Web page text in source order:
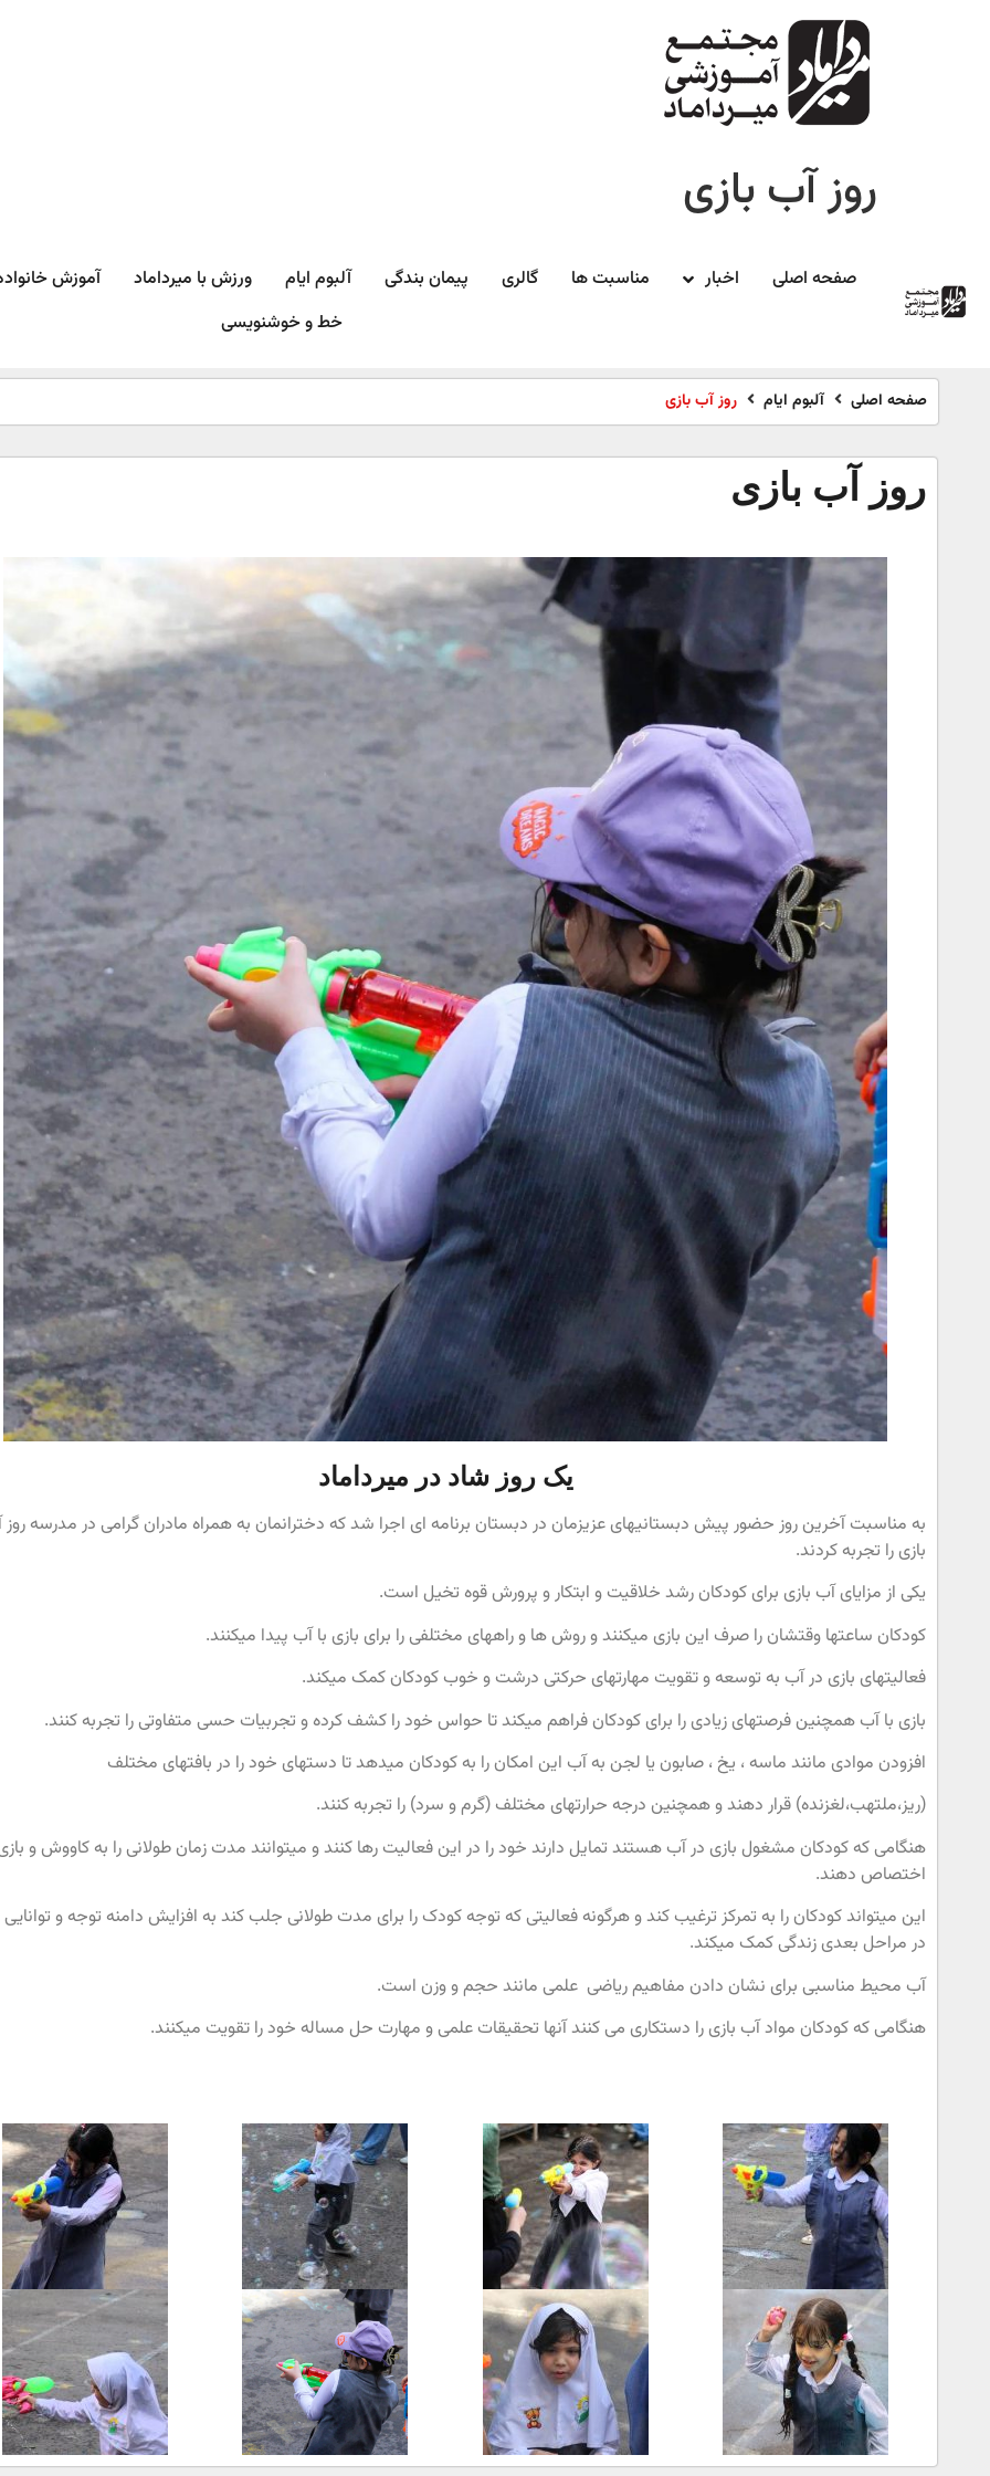
روز آب بازی
صفحه اصلی اخبار مناسبت ها گالری پیمان بندگی آلبوم ایام ورزش با میرداماد​ آموزش
خط و خوشنویسی
صفحه اصلی آلبوم ایام روز آب بازی
روز آب بازی
یک روز شاد در میرداماد
به مناسبت آخرین روز حضور پیش دبستانیهای عزیزمان در دبستان برنامه ای اجرا شد که دخترانمان به همراه مادران گرامی در مدرسه
بازی را تجربه کردند.
یکی از مزایای آب بازی برای کودکان رشد خلاقیت و ابتکار و پرورش قوه تخیل است.
کودکان ساعتها وقتشان را صرف این بازی میکنند و روش ها و راههای مختلفی را برای بازی با آب پیدا میکنند.
فعالیتهای بازی در آب به توسعه و تقویت مهارتهای حرکتی درشت و خوب کودکان کمک میکند.
بازی با آب همچنین فرصتهای زیادی را برای کودکان فراهم میکند تا حواس خود را کشف کرده و تجربیات حسی متفاوتی را تجربه کنند.
افزودن موادی مانند ماسه ، یخ ، صابون یا لجن به آب این امکان را به کودکان میدهد تا دستهای خود را در بافتهای مختلف
(ریز،ملتهب،لغزنده) قرار دهند و همچنین درجه حرارتهای مختلف (گرم و سرد) را تجربه کنند.
هنگامی که کودکان مشغول بازی در آب هستند تمایل دارند خود را در این فعالیت رها کنند و میتوانند مدت زمان طولانی را به کاووش و
اختصاص دهند.
این میتواند کودکان را به تمرکز ترغیب کند و هرگونه فعالیتی که توجه کودک را برای مدت طولانی جلب کند به افزایش دامنه توجه و توانایی
در مراحل بعدی زندگی کمک میکند.
آب محیط مناسبی برای نشان دادن مفاهیم ریاضی علمی مانند حجم و وزن است.
هنگامی که کودکان مواد آب بازی را دستکاری می کنند آنها تحقیقات علمی و مهارت حل مساله خود را تقویت میکنند.